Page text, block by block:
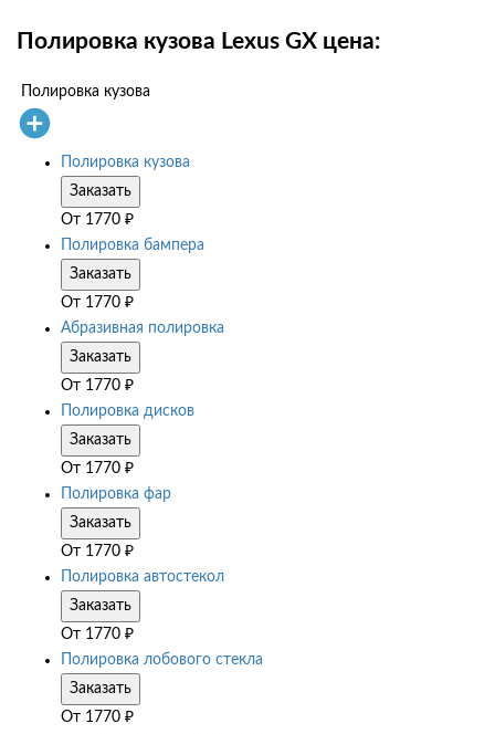
Полировка кузова Lexus GX цена:
Полировка кузова
Полировка кузова
Заказать
От 1770 ₽
Полировка бампера
Заказать
От 1770 ₽
Абразивная полировка
Заказать
От 1770 ₽
Полировка дисков
Заказать
От 1770 ₽
Полировка фар
Заказать
От 1770 ₽
Полировка автостекол
Заказать
От 1770 ₽
Полировка лобового стекла
Заказать
От 1770 ₽